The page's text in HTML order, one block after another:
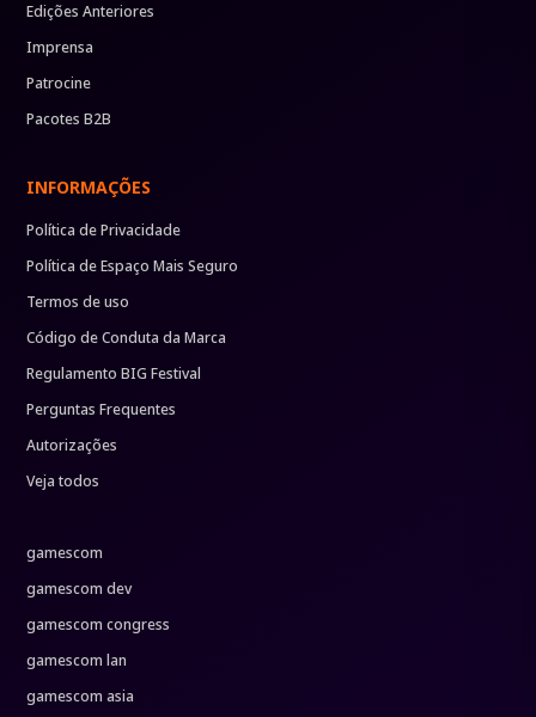
Edições Anteriores
Imprensa
Patrocine
Pacotes B2B
INFORMAÇÕES
Política de Privacidade
Política de Espaço Mais Seguro
Termos de uso
Código de Conduta da Marca
Regulamento BIG Festival
Perguntas Frequentes
Autorizações
Veja todos
gamescom
gamescom dev
gamescom congress
gamescom lan
gamescom asia